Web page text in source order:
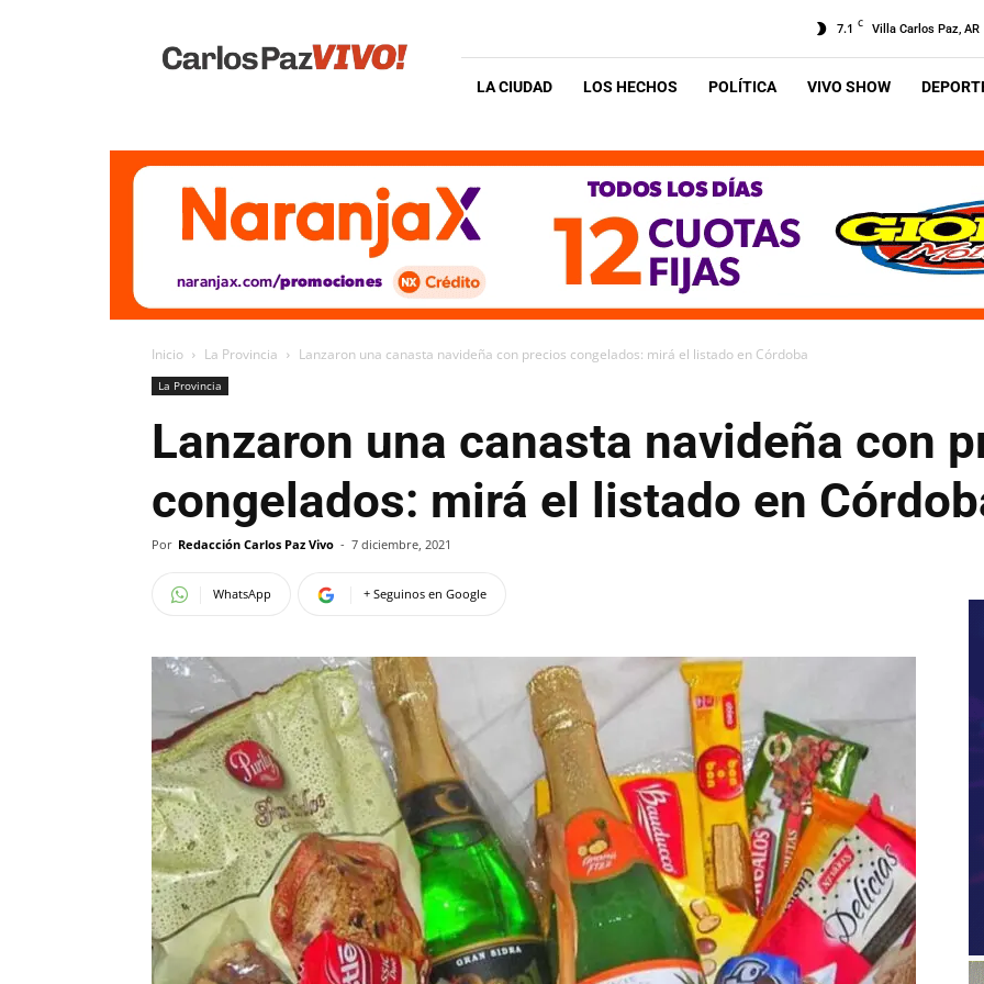
Vivo
7.1 C Villa Carlos Paz, AR
LA CIUDAD LOS HECHOS POLÍTICA VIVO SHOW
Inicio La Provincia Lanzaron una canasta navideña con precios congelados: mirá el listado en Córdoba
La Provincia
Lanzaron una canasta navideña con
congelados: mirá el listado en
Por Redacción Carlos Paz Vivo - 7 diciembre, 2021
WhatsApp + Seguinos en Google